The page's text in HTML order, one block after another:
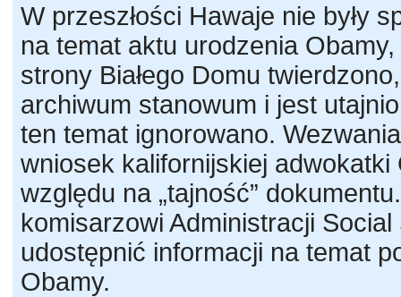
W przeszłości Hawaje nie były
na temat aktu urodzenia
strony Białego Domu
archiwum stanowum i jest
ten temat ignorowano.
wniosek kalifornijskiej adwokatki
względu na „tajność”
komisarzowi Administracji Social
udostępnić informacji na temat
Obamy.